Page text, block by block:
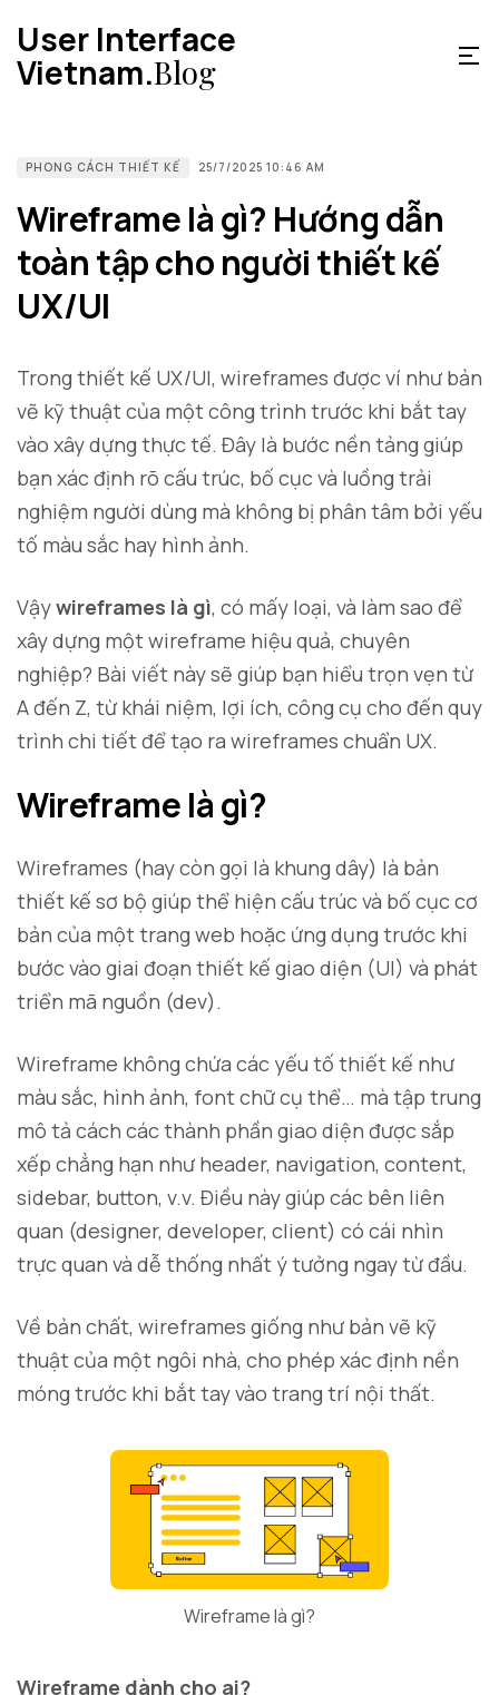
User Interface
Vietnam.Blog
PHONG CÁCH THIẾT KẾ 25/7/2025 10:46 AM
Wireframe là gì? Hướng dẫn
toàn tập cho người thiết kế
UX/UI
Trong thiết kế UX/UI, wireframes được ví như bản
vẽ kỹ thuật của một công trình trước khi bắt tay
vào xây dựng thực tế. Đây là bước nền tảng giúp
bạn xác định rõ cấu trúc, bố cục và luồng trải
nghiệm người dùng mà không bị phân tâm bởi yếu
tố màu sắc hay hình ảnh.
Vậywireframes là gì, có mấy loại, và làm sao để
xây dựng một wireframe hiệu quả, chuyên
nghiệp? Bài viết này sẽ giúp bạn hiểu trọn vẹn từ
A đến Z, từ khái niệm, lợi ích, công cụ cho đến quy
trình chi tiết để tạo ra wireframes chuẩn UX.
Wireframe là gì?
Wireframes (hay còn gọi là khung dây) là bản
thiết kế sơ bộ giúp thể hiện cấu trúc và bố cục cơ
bản của một trang web hoặc ứng dụng trước khi
bước vào giai đoạn thiết kế giao diện (UI) và phát
triển mã nguồn (dev).
Wireframe không chứa các yếu tố thiết kế như
màu sắc, hình ảnh, font chữ cụ thể… mà tập trung
mô tả cách các thành phần giao diện được sắp
xếp chẳng hạn như header, navigation, content,
sidebar, button, v.v. Điều này giúp các bên liên
quan (designer, developer, client) có cái nhìn
trực quan và dễ thống nhất ý tưởng ngay từ đầu.
Về bản chất, wireframes giống như bản vẽ kỹ
thuật của một ngôi nhà, cho phép xác định nền
móng trước khi bắt tay vào trang trí nội thất.
Wireframe là gì?
Wireframe dành cho ai?